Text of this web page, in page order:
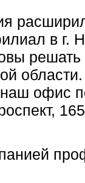
в г.
области.
офис